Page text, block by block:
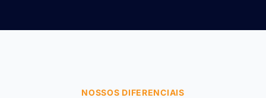
NOSSOS DIFERENCIAIS